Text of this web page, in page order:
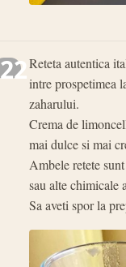
22Reteta autentica
intre prospetimea
zaharului.
Crema de
mai dulce si mai
Ambele retete
sau alte chimicale
Sa aveti spor la